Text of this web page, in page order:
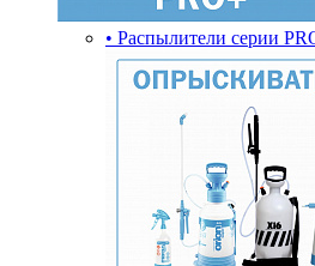
• Распылители серии